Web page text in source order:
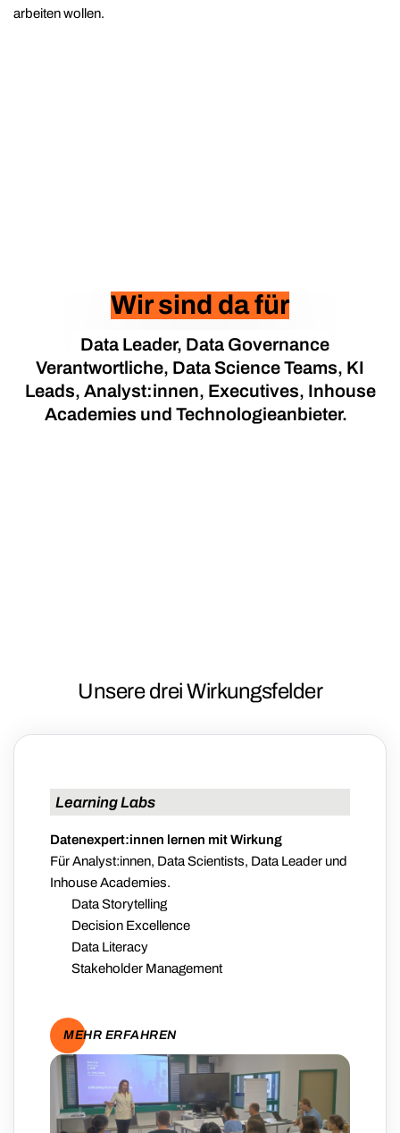
arbeiten wollen.
Wir sind da für
Data Leader, Data Governance
Verantwortliche, Data Science Teams, KI
Leads, Analyst:innen, Executives, Inhouse
Academies und Technologieanbieter.
Unsere drei Wirkungsfelder
Learning Labs
Datenexpert:innen lernen mit Wirkung
Für Analyst:innen, Data Scientists, Data Leader und
Inhouse Academies.
Data Storytelling
Decision Excellence
Data Literacy
Stakeholder Management
MEHR ERFAHREN